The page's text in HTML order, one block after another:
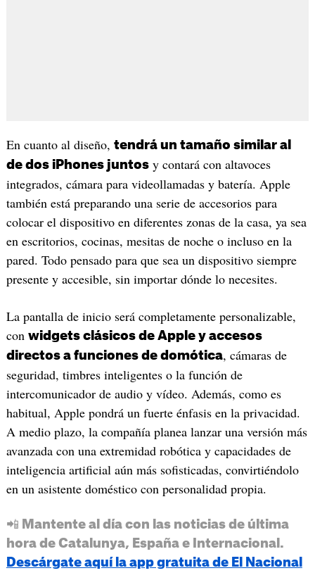
En cuanto al diseño, tendrá un tamaño similar al
de dos iPhones juntosy contará con altavoces
integrados, cámara para videollamadas y batería. Apple
también está preparando una serie de accesorios para
colocar el dispositivo en diferentes zonas de la casa, ya sea
en escritorios, cocinas, mesitas de noche o incluso en la
pared. Todo pensado para que sea un dispositivo siempre
presente y accesible, sin importar dónde lo necesites.
La pantalla de inicio será completamente personalizable,
con widgets clásicos de Apple y accesos
directos a funciones de domótica, cámaras de
seguridad, timbres inteligentes o la función de
intercomunicador de audio y vídeo. Además, como es
habitual, Apple pondrá un fuerte énfasis en la privacidad.
A medio plazo, la compañía planea lanzar una versión más
avanzada con una extremidad robótica y capacidades de
inteligencia artificial aún más sofisticadas, convirtiéndolo
en un asistente doméstico con personalidad propia.
📲 Mantente al día con las noticias de última
hora de Catalunya, España e Internacional.
Descárgate aquí la app gratuita de El Nacional